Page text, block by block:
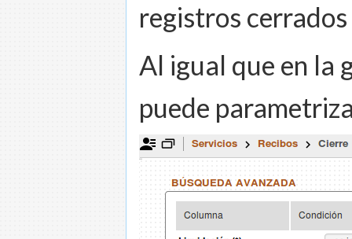
registros
Al igual que en la
puede